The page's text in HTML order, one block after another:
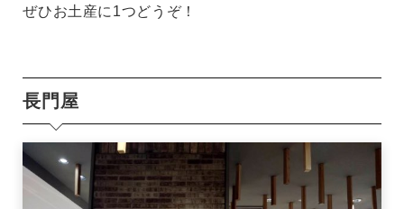
ぜひお土産に1つどうぞ！
長門屋